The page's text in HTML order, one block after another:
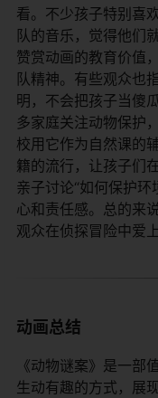
看。不少孩子特别喜
队的音乐，觉得他们
赞赏动画的教育价值
队精神。有些观众也
明，不会把孩子当傻
多家庭关注动物保护
校用它作为自然课的
籍的流行，让孩子们
亲子讨论“如何保护
心和责任感。总的来
观众在侦探冒险中爱
动画总结
《动物谜案》是一部
生动有趣的方式，展